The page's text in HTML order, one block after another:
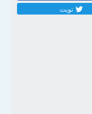
تويت